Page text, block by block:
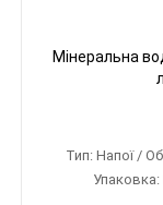
Мінеральна
Тип: Напої /